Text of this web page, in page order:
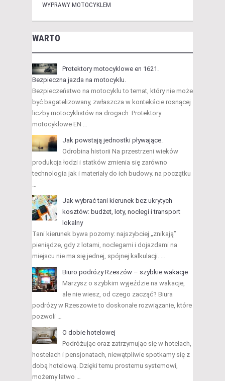
WYPRAWY MOTOCYKLEM
WARTO
Protektory motocyklowe en 1621.
Bezpieczna jazda na motocyklu.
Bezpieczeństwo na motocyklu to temat, który nie może
być bagatelizowany, zwłaszcza w kontekście rosnącej
liczby motocyklistów na drogach. Protektory
motocyklowe EN …
Jak powstają jednostki pływające.
Odrobina historii Na przestrzeni wieków
produkcja łodzi i statków zmienia się zarówno
technologia jak i materiały do ich budowy. na początku
Jak wybrać tani kierunek bez ukrytych
kosztów: budżet, loty, noclegi i transport
lokalny
Tani kierunek bywa pozorny: najszybciej „znikają”
pieniądze, gdy z lotami, noclegami i dojazdami na
miejscu nie ma się jednej, spójnej kalkulacji. …
Biuro podróży Rzeszów – szybkie wakacje
Marzysz o szybkim wyjeździe na wakacje,
ale nie wiesz, od czego zacząć? Biura
podróży w Rzeszowie to doskonałe rozwiązanie, które
pozwoli …
O dobie hotelowej
Podróżując oraz zatrzymując się w hotelach,
hostelach i pensjonatach, niewątpliwie spotkamy się z
dobą hotelową. Dzięki temu prostemu systemowi,
możemy łatwo …